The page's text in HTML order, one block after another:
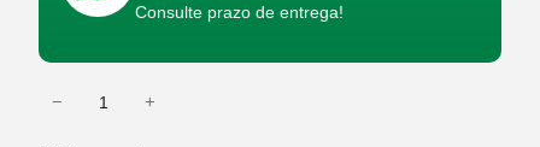
Consulte prazo de entrega!
− +